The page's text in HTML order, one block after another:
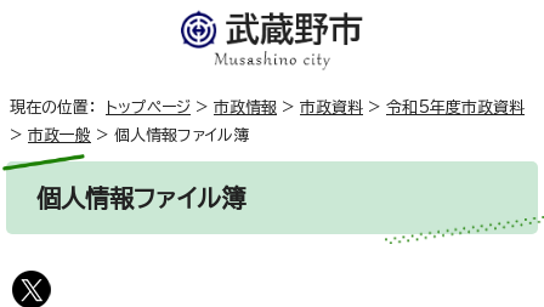
現在の位置： トップページ > 市政情報 > 市政資料 > 令和5年度市政資料
> 市政一般 > 個人情報ファイル簿
個人情報ファイル簿